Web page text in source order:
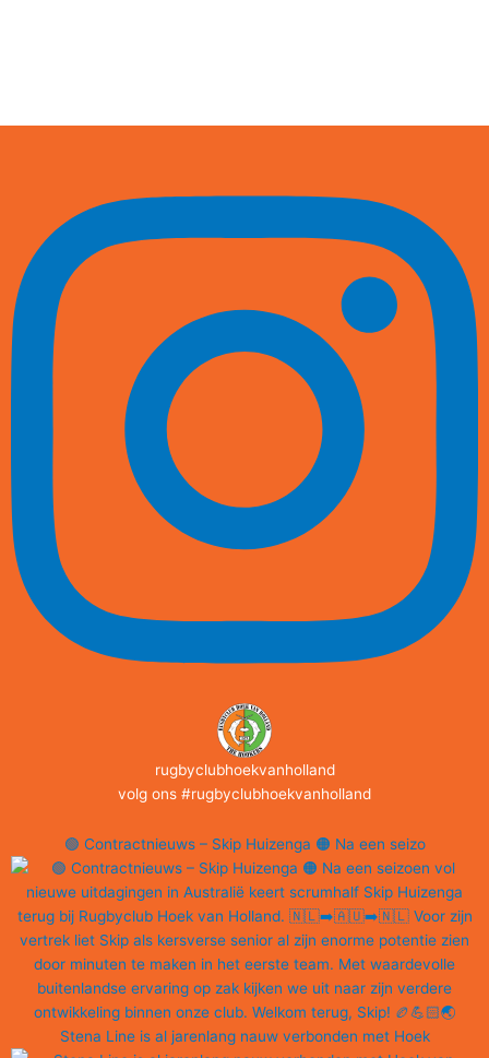
rugbyclubhoekvanholland
volg ons #rugbyclubhoekvanholland
🟢 Contractnieuws – Skip Huizenga 🟠 Na een seizo
Stena Line is al jarenlang nauw verbonden met Hoek